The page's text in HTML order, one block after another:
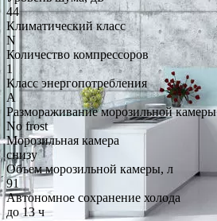
44
Климатический класс
N
Количество компрессоров
1
Класс энергопотребления
A
Размораживание морозильной камеры
No frost
Морозильная камера
снизу
Объем морозильной камеры, л
91
Автономное сохранение холода
до 13 ч